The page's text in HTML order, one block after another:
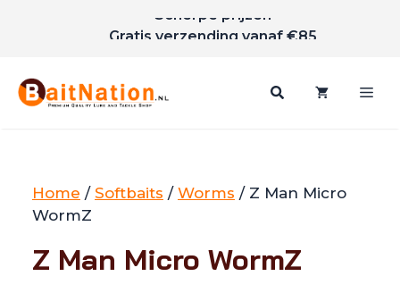
inhoud
Gratis verzending vanaf €85
Home / Softbaits / Worms / Z Man Micro
WormZ
Z Man Micro WormZ